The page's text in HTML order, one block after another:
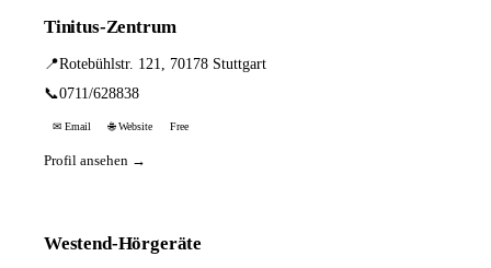
Tinitus-Zentrum
📍Rotebühlstr. 121, 70178 Stuttgart
📞0711/628838
✉ Email 🌐 Website Free
Profil ansehen →
Westend-Hörgeräte